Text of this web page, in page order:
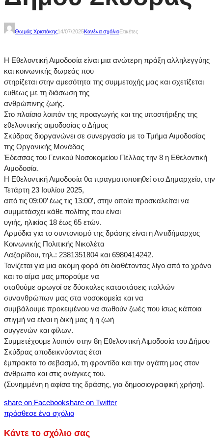
Θωμάς Χριστάκης14/07/2025Κανένα σχόλιοΕτικέτες
Η Εθελοντική Αιμοδοσία είναι μια ανώτερη πράξη αλληλεγγύης
και κοινωνικής δωρεάς που
στηρίζεται στην αμεσότητα της συμμετοχής μας και σχετίζεται
ευθέως με τη διάσωση της
ανθρώπινης ζωής.
Στο πλαίσιο λοιπόν της προαγωγής και της υποστήριξης της
εθελοντικής αιμοδοσίας ο Δήμος
Σκύδρας διοργανώνει σε συνεργασία με το Τμήμα Αιμοδοσίας
της Οργανικής Μονάδας
Έδεσσας του Γενικού Νοσοκομείου Πέλλας την 8 η Εθελοντική
Αιμοδοσία.
Η Εθελοντική Αιμοδοσία θα πραγματοποιηθεί στο Δημαρχείο, την
Τετάρτη 23 Ιουλίου 2025,
από τις 09:00’ έως τις 13:00’, στην οποία προσκαλείται να
συμμετάσχει κάθε πολίτης που είναι
υγιής, ηλικίας 18 έως 65 ετών.
Αρμόδια για το συντονισμό της δράσης είναι η Αντιδήμαρχος
Κοινωνικής Πολιτικής Νικολέτα
Λαζαρίδου, τηλ.: 2381351804 και 6980414242.
Τονίζεται για μια ακόμη φορά ότι διαθέτοντας λίγο από το χρόνο
και το αίμα μας μπορούμε να
σταθούμε αρωγοί σε δύσκολες καταστάσεις πολλών
συνανθρώπων μας στα νοσοκομεία και να
συμβάλουμε προκειμένου να σωθούν ζωές που ίσως κάποια
στιγμή να είναι η δική μας ή η ζωή
συγγενών και φίλων.
Συμμετέχουμε λοιπόν στην 8η Εθελοντική Αιμοδοσία του Δήμου
Σκύδρας αποδεικνύοντας έτσι
έμπρακτα το σεβασμό, τη φροντίδα και την αγάπη μας στον
άνθρωπο και στις ανάγκες του.
(Συνημμένη η αφίσα της δράσης, για δημοσιογραφική χρήση).
share on Facebookshare on Twitter
πρόσθεσε ένα σχόλιο
Κάντε το σχόλιο σας